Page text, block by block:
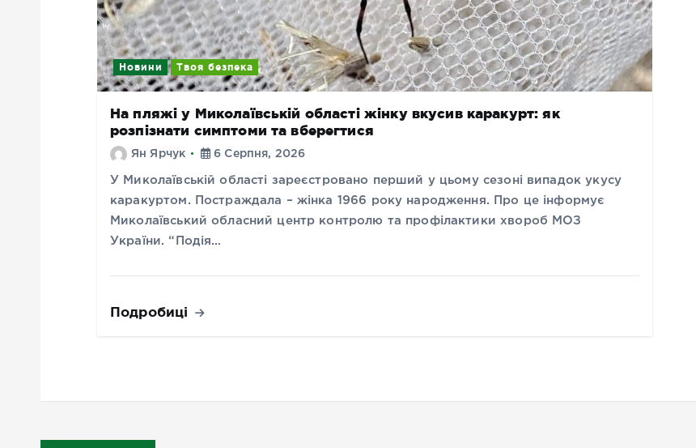
Новини Твоя безпека
На пляжі у Миколаївській області жінку вкусив каракурт: як
розпізнати симптоми та вберегтися
Ян Ярчук 6 Серпня, 2026
У Миколаївській області зареєстровано перший у цьому сезоні випадок укусу
каракуртом. Постраждала – жінка 1966 року народження. Про це інформує
Миколаївський обласний центр контролю та профілактики хвороб МОЗ
України. “Подія…
Подробиці